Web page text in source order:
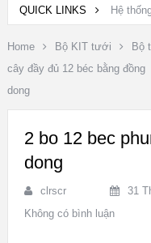
QUICK LINKS Hệ
Home Bộ KIT tưới Bộ
cây đầy đủ 12 béc bằng đồng
dong
2 bo 12 bec
dong
clrscr
31
Không có bình luận